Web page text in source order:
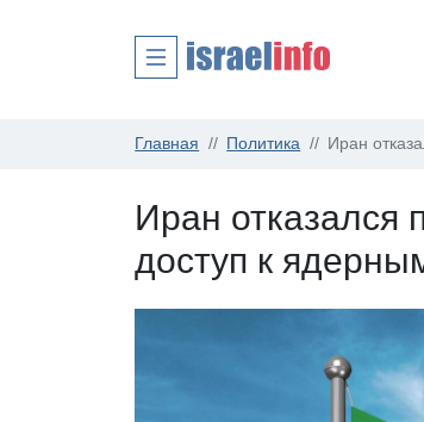
Главная Политика Иран
Иран отказался
доступ к